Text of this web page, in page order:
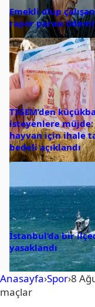
Emekli olup
rapor parası
TİGEM’den
isteyenlere müjde:
hayvan için ihale
bedeli açıklandı
İstanbul’da bir
yasaklandı
Anasayfa›Spor›8
maçlar